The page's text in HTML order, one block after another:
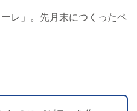
レ」。先月末につくったペ